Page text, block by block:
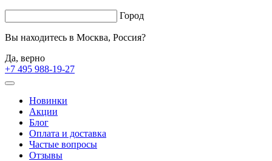
Город
Вы находитесь в Москва, Россия?
Да, верно
+7 495 988-19-27
Новинки
Акции
Блог
Оплата и доставка
Частые вопросы
Отзывы